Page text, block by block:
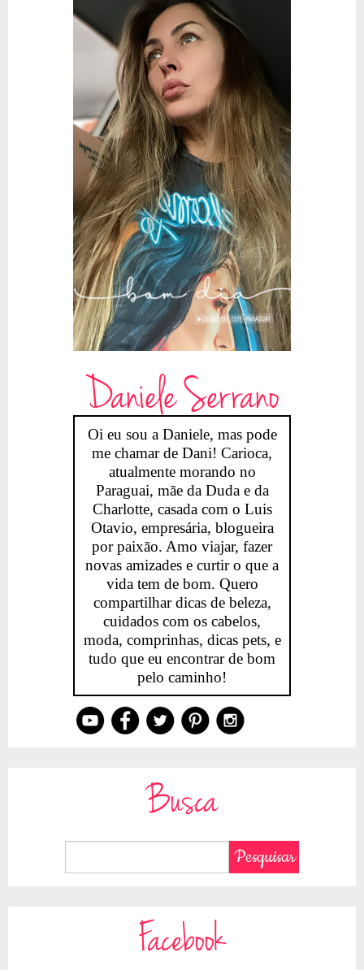
Daniele Serrano
Oi eu sou a Daniele, mas pode
me chamar de Dani! Carioca,
atualmente morando no
Paraguai, mãe da Duda e da
Charlotte, casada com o Luis
Otavio, empresária, blogueira
por paixão. Amo viajar, fazer
novas amizades e curtir o que a
vida tem de bom. Quero
compartilhar dicas de beleza,
cuidados com os cabelos,
moda, comprinhas, dicas pets, e
tudo que eu encontrar de bom
pelo caminho!
Busca
Facebook